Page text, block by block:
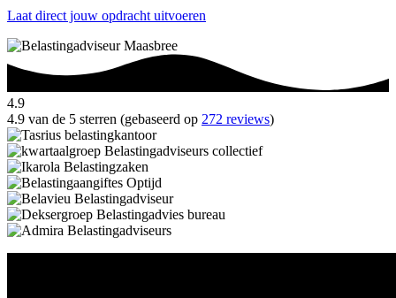
Laat direct jouw opdracht uitvoeren
4.9
4.9 van de 5 sterren (gebaseerd op 272 reviews)